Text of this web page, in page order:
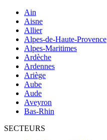
Ain
Aisne
Allier
Alpes-de-Haute-Provence
Alpes-Maritimes
Ardèche
Ardennes
Ariège
Aube
Aude
Aveyron
Bas-Rhin
SECTEURS